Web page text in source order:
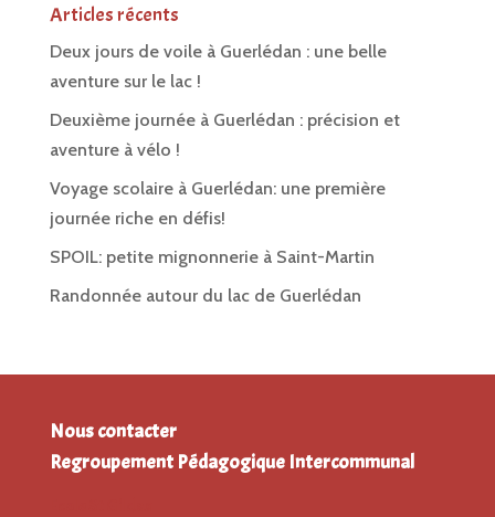
Articles récents
Deux jours de voile à Guerlédan : une belle
aventure sur le lac !
Deuxième journée à Guerlédan : précision et
aventure à vélo !
Voyage scolaire à Guerlédan: une première
journée riche en défis!
SPOIL: petite mignonnerie à Saint-Martin
Randonnée autour du lac de Guerlédan
Nous contacter
Regroupement Pédagogique Intercommunal